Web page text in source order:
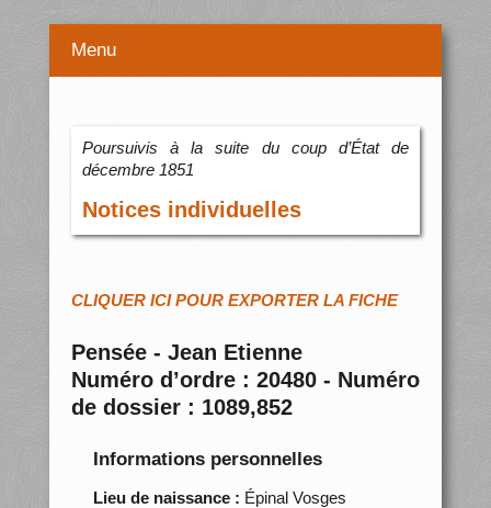
Menu
Poursuivis à la suite du coup d’État de
décembre 1851
Notices individuelles
CLIQUER ICI POUR EXPORTER LA FICHE
Pensée - Jean Etienne
Numéro d’ordre : 20480 - Numéro
de dossier : 1089,852
Informations personnelles
Lieu de naissance : Épinal Vosges